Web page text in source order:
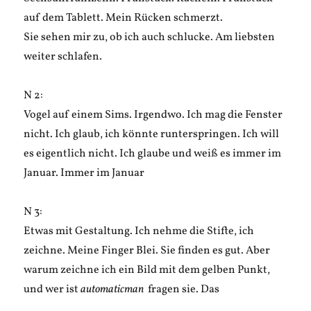
auf dem Tablett. Mein Rücken schmerzt.
Sie sehen mir zu, ob ich auch schlucke. Am liebsten
weiter schlafen.
N 2:
Vogel auf einem Sims. Irgendwo. Ich mag die Fenster
nicht. Ich glaub, ich könnte runterspringen. Ich will
es eigentlich nicht. Ich glaube und weiß es immer im
Januar. Immer im Januar
N 3:
Etwas mit Gestaltung. Ich nehme die Stifte, ich
zeichne. Meine Finger Blei. Sie finden es gut. Aber
warum zeichne ich ein Bild mit dem gelben Punkt,
und wer istautomaticman fragen sie. Das